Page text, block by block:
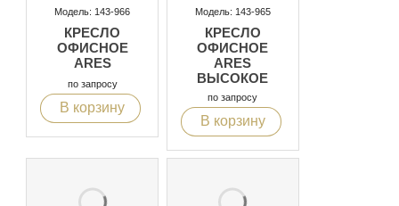
Модель: 143-966
КРЕСЛО
ОФИСНОЕ
ARES
по запросу
В корзину
Модель: 143-965
КРЕСЛО
ОФИСНОЕ
ARES
ВЫСОКОЕ
по запросу
В корзину